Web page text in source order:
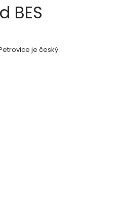
BES
je český